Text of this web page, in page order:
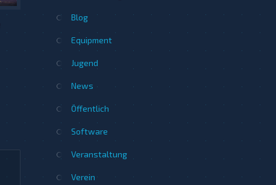
Blog
Equipment
Jugend
News
Öffentlich
Software
Veranstaltung
Verein